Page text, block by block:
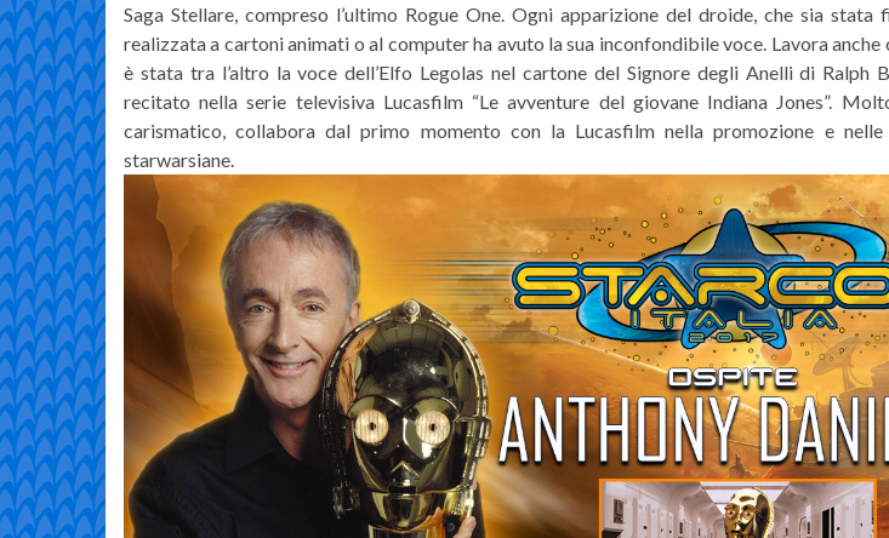
Saga Stellare, compreso l’ultimo Rogue One. Ogni apparizione del droide, che sia
realizzata a cartoni animati o al computer ha avuto la sua inconfondibile voce. Lavora
è stata tra l’altro la voce dell’Elfo Legolas nel cartone del Signore degli Anelli di Ralph
recitato nella serie televisiva Lucasfilm “Le avventure del giovane Indiana Jones”.
carismatico, collabora dal primo momento con la Lucasfilm nella promozione e
starwarsiane.